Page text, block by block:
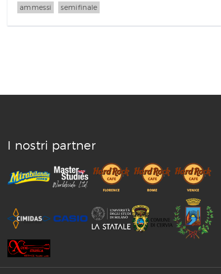
ammessi
semifinale
I nostri partner